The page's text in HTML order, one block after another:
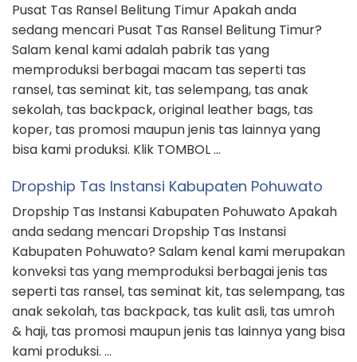
Pusat Tas Ransel Belitung Timur Apakah anda
sedang mencari Pusat Tas Ransel Belitung Timur?
Salam kenal kami adalah pabrik tas yang
memproduksi berbagai macam tas seperti tas
ransel, tas seminat kit, tas selempang, tas anak
sekolah, tas backpack, original leather bags, tas
koper, tas promosi maupun jenis tas lainnya yang
bisa kami produksi. Klik TOMBOL …
Dropship Tas Instansi Kabupaten Pohuwato
Dropship Tas Instansi Kabupaten Pohuwato Apakah
anda sedang mencari Dropship Tas Instansi
Kabupaten Pohuwato? Salam kenal kami merupakan
konveksi tas yang memproduksi berbagai jenis tas
seperti tas ransel, tas seminat kit, tas selempang, tas
anak sekolah, tas backpack, tas kulit asli, tas umroh
& haji, tas promosi maupun jenis tas lainnya yang bisa
kami produksi. …